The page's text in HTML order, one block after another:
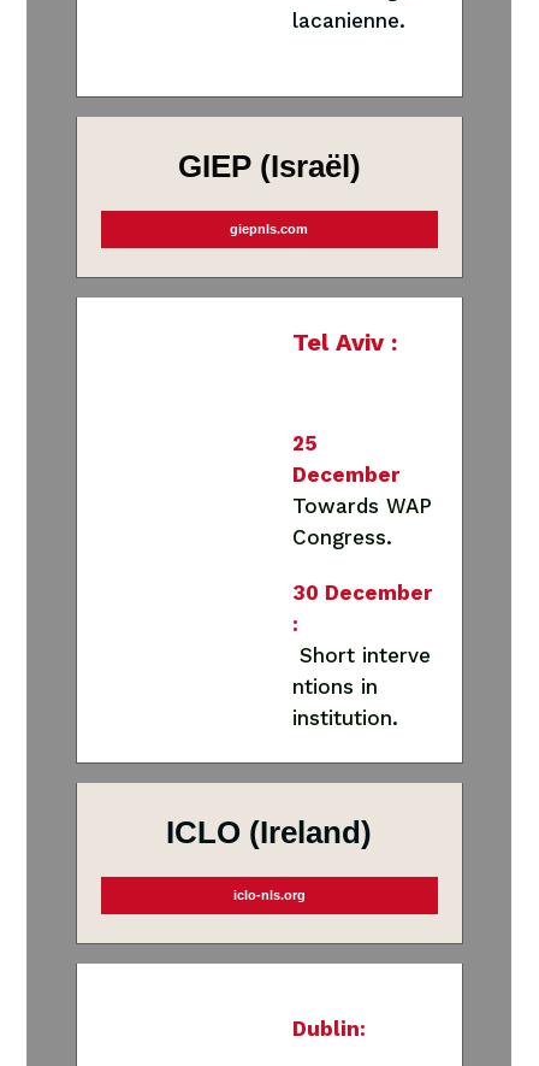
lacanienne.
GIEP (Israël)
giepnls.com
Tel Aviv :
25
December
Towards WAP
Congress.
30 December
:
Short interve
ntions in
institution.
ICLO (Ireland)
iclo-nls.org
Dublin: